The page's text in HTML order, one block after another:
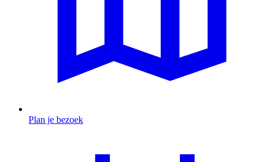
Plan je bezoek